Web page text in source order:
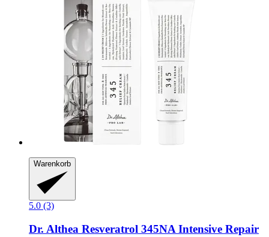
Warenkorb
5.0 (3)
Dr. Althea Resveratrol 345NA Intensive Repair